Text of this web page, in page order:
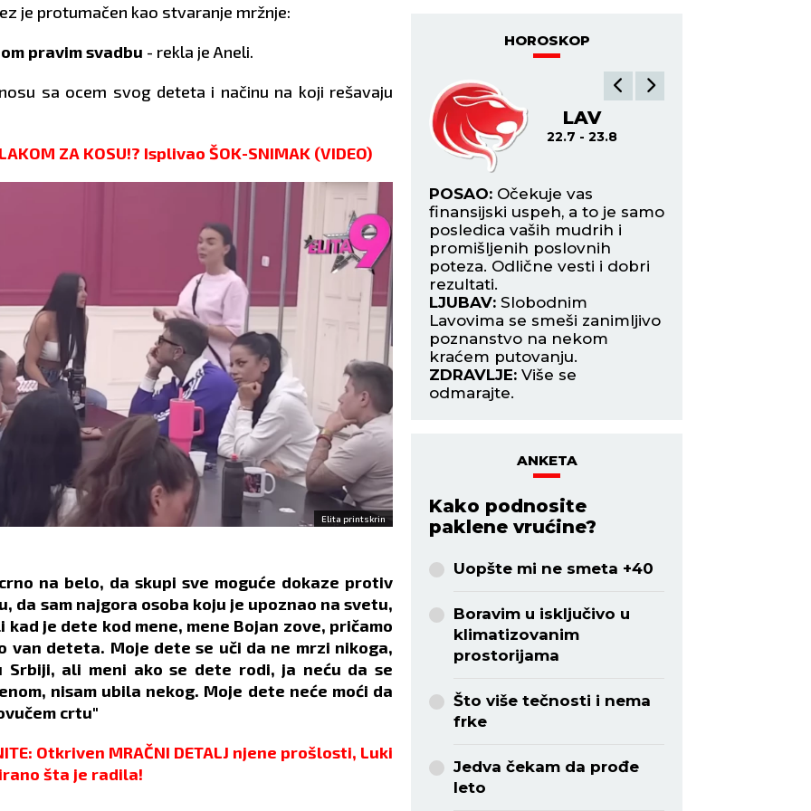
je protumačen kao stvaranje mržnje:
pravim svadbu - rekla je Aneli.
sa ocem svog deteta i načinu na koji rešavaju
ZA KOSU!? Isplivao ŠOK-SNIMAK (VIDEO)
Elita printskrin
na belo, da skupi sve moguće dokaze protiv
da sam najgora osoba koju je upoznao na svetu,
je dete kod mene, mene Bojan zove, pričamo
van deteta. Moje dete se uči da ne mrzi nikoga,
Srbiji, ali meni ako se dete rodi, ja neću da se
nisam ubila nekog. Moje dete neće moći da
crtu"
Otkriven MRAČNI DETALJ njene prošlosti, Luki
šta je radila!
HOROSKOP
Udaljili ste se od
Posvetite jedno
više vremena i
više nežnosti.
Glavobolja.
POSAO:
Neočekivani izdaci
mogu da vam zadaju
glavobolju. Posvetite se
analizama i planiranju i trošite
novac što racionalnije.
LJUBAV:
Slobodnim
Rakovima predstoji avantura
zasnovana više na seksualnoj
privlačnosti. Prepustite se
strastima.
ZDRAVLJE:Počnite da
trenirate.
LAV
22.7 - 23.8
POSAO: Očekuje vas
finansijski uspeh, a to je samo
posledica vaših mudrih i
promišljenih poslovnih
poteza. Odlične vesti i dobri
rezultati.
LJUBAV: Slobodnim
Lavovima se smeši zanimljivo
poznanstvo na nekom
kraćem putovanju.
ZDRAVLJE: Više se
odmarajte.
ANKETA
Kako podnosite
paklene vrućine?
Uopšte mi ne smeta +40
Boravim u isključivo u
klimatizovanim
prostorijama
Što više tečnosti i nema
frke
Jedva čekam da prođe
leto